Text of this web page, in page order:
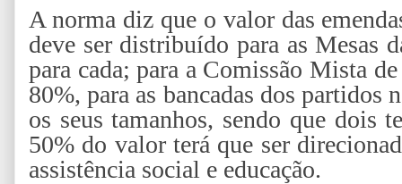
A norma diz que o valor das
deve ser distribuído para as Mesas
para cada; para a Comissão Mista
80%, para as bancadas dos partidos
os seus tamanhos, sendo que dois
50% do valor terá que ser
assistência social e educação.